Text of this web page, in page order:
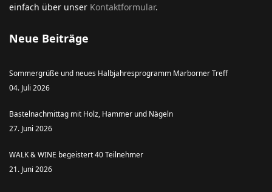
einfach über unser Kontaktformular.
Neue Beiträge
Sommergrüße und neues Halbjahresprogramm Marborner Treff
04. Juli 2026
Bastelnachmittag mit Holz, Hammer und Nägeln
27. Juni 2026
WALK & WINE begeistert 40 Teilnehmer
21. Juni 2026